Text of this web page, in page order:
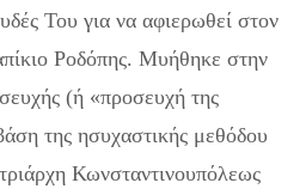
Του για να αφιερωθεί στον
Ροδόπης. Μυήθηκε στην
(ή «προσευχή της
της ησυχαστικής μεθόδου
Κωνσταντινουπόλεως